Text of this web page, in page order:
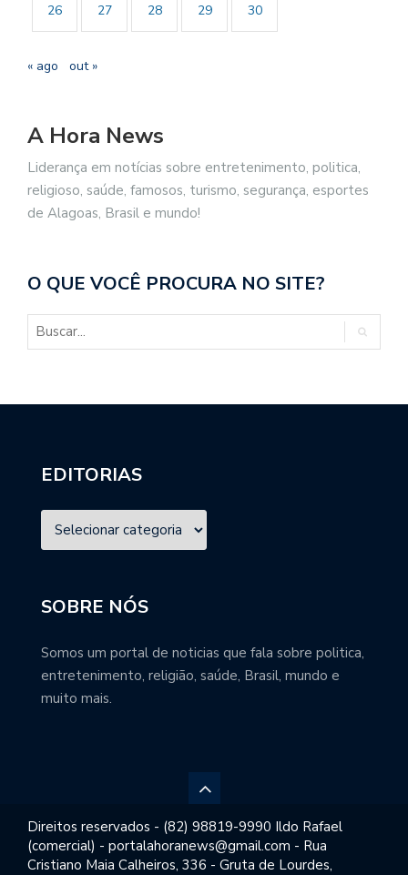
26 27 28 29 30
« ago out »
A Hora News
Liderança em notícias sobre entretenimento, politica,
religioso, saúde, famosos, turismo, segurança, esportes
de Alagoas, Brasil e mundo!
O QUE VOCÊ PROCURA NO SITE?
EDITORIAS
SOBRE NÓS
Somos um portal de noticias que fala sobre politica,
entretenimento, religião, saúde, Brasil, mundo e
muito mais.
Direitos reservados - (82) 98819-9990 Ildo Rafael
(comercial) - portalahoranews@gmail.com - Rua
Cristiano Maia Calheiros, 336 - Gruta de Lourdes,